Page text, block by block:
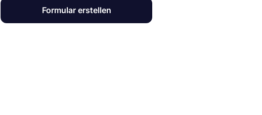
Formular erstellen